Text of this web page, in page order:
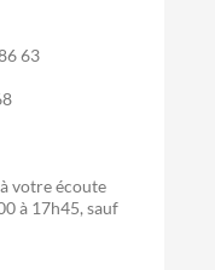
63
votre écoute
à 17h45, sauf